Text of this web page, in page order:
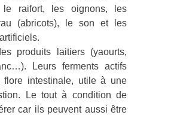
le raifort, les oignons, les
(abricots), le son et les
produits laitiers (yaourts,
Leurs ferments actifs
flore intestinale, utile à une
Le tout à condition de
car ils peuvent aussi être